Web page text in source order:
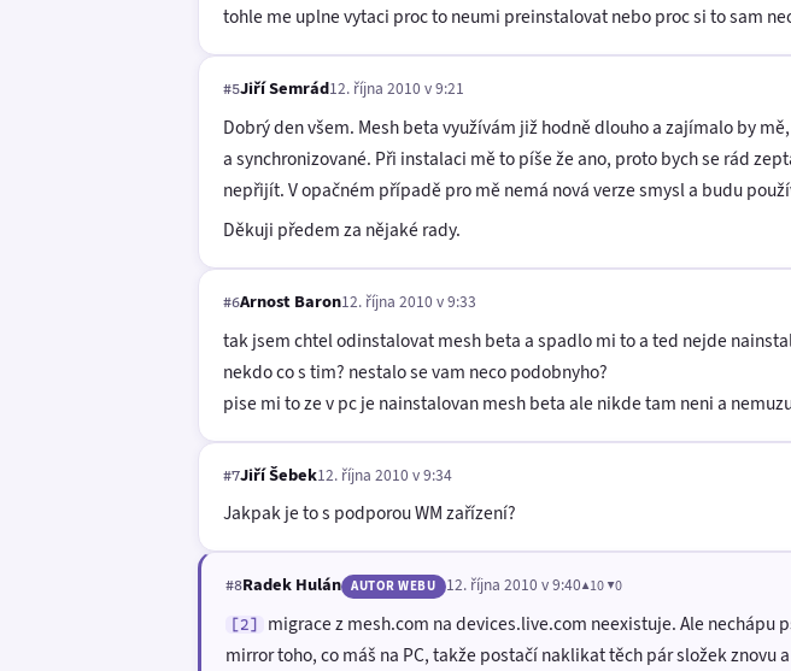
tohle me uplne vytaci proc to neumi preinstalovat nebo proc si to sam
#5Jiří Semrád12. října 2010 v 9:21
Dobrý den všem. Mesh beta využívám již hodně dlouho a zajímalo by
a synchronizované. Při instalaci mě to píše že ano, proto bych se rád
nepřijít. V opačném případě pro mě nemá nová verze smysl a budu
Děkuji předem za nějaké rady.
#6Arnost Baron12. října 2010 v 9:33
tak jsem chtel odinstalovat mesh beta a spadlo mi to a ted nejde
nekdo co s tim? nestalo se vam neco podobnyho?
pise mi to ze v pc je nainstalovan mesh beta ale nikde tam neni a
#7Jiří Šebek12. října 2010 v 9:34
Jakpak je to s podporou WM zařízení?
#8Radek Hulán AUTOR WEBU 12. října 2010 v 9:40▲10 ▼0
[2]
migrace z mesh.com na devices.live.com neexistuje. Ale
mirror toho, co máš na PC, takže postačí naklikat těch pár složek